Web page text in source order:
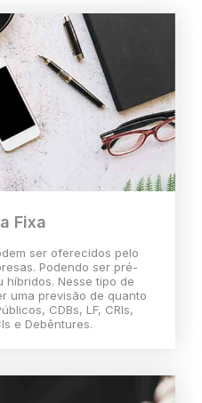
Fixa
ser oferecidos pelo
Podendo ser pré-
Nesse tipo de
uma previsão de quanto
CDBs, LF, CRIs,
e Debêntures.